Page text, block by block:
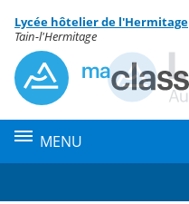
Menu de la rubrique
Contenu
Lycée hôtelier de l'Hermitage
Tain-l'Hermitage
MENU